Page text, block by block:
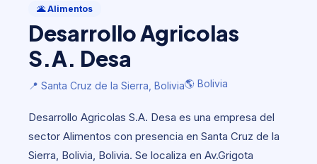
Desarrollo Agricolas S.A. Desa
📍 Santa Cruz de la Sierra, Bolivia 🌎 Bolivia
🌋 Alimentos
Desarrollo Agricolas
S.A. Desa
📍 Santa Cruz de la Sierra, Bolivia🌎 Bolivia
Desarrollo Agricolas S.A. Desa es una empresa del
sector Alimentos con presencia en Santa Cruz de la
Sierra, Bolivia, Bolivia. Se localiza en Av.Grigota